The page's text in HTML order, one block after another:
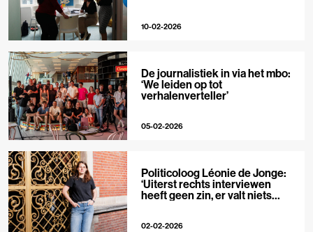
10-02-2026
De journalistiek in via het mbo:
‘We leiden op tot
verhalenverteller’
05-02-2026
Politicoloog Léonie de Jonge:
‘Uiterst rechts interviewen
heeft geen zin, er valt niets
02-02-2026